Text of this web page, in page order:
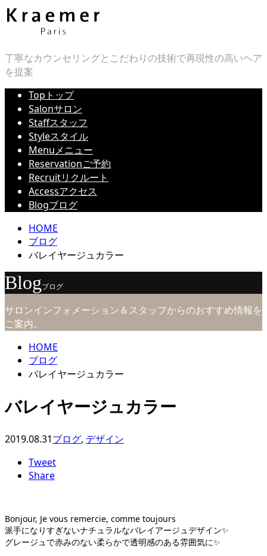
丁寧なカウンセリングとこだわりの技術で再現性の高いヘア
を提案
Top トップ
Salonサロン
Staffスタッフ
Styleスタイル
Menuメニュー
Reservationご予約
Recruitリクルート
Accessアクセス
Blogブログ
HOME
ブログ
バレイヤージュカラー
Blogブログ
サロンインフォメーション＆スタッフからのおすすめ情報を
ご案内。
HOME
ブログ
バレイヤージュカラー
バレイヤージュカラー
2019.08.31ブログ, デザイン
Tweet
Share
Bonjour, Je vous remercie, comme toujours
派手になりすぎないナチュラルなバレイアージュデザイン✨
グレージュで赤みのない柔らかで透明感のある雰囲気に✨